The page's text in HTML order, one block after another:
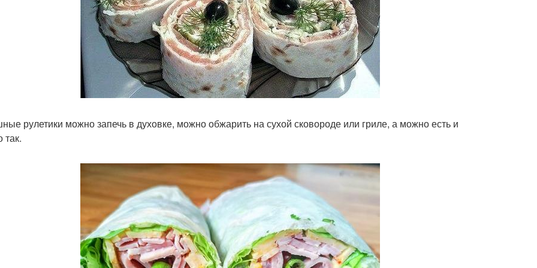
рулетики можно запечь в духовке, можно обжарить на сухой сковороде или гриле, а можно есть и
так.